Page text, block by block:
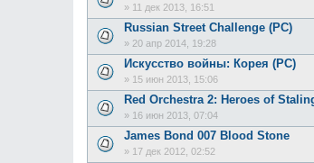
» 11 дек 2013, 16:51
Russian Street Challenge (PC)
» 20 апр 2014, 19:28
Искусство войны: Корея (PC)
» 15 июн 2013, 15:06
Red Orchestra 2: Heroes of
» 16 июн 2013, 07:04
James Bond 007 Blood Stone
» 17 дек 2012, 02:52